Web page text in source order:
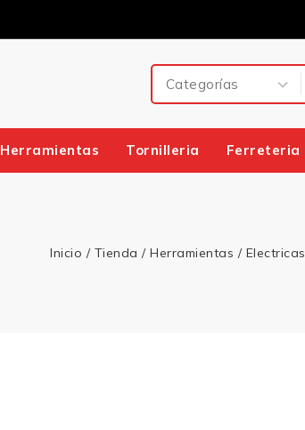
Herramientas Tornilleria Ferreteria
Inicio / Tienda / Herramientas / Electricas